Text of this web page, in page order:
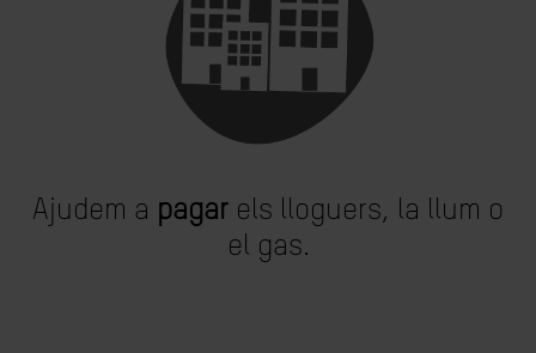
Ajudem a pagar els lloguers, la llum o
el gas.